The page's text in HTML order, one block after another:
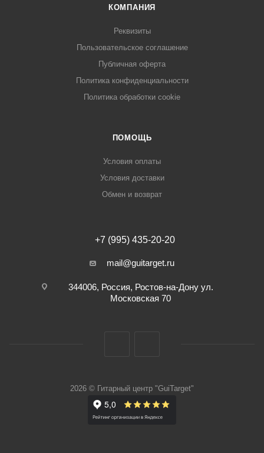
КОМПАНИЯ
Реквизиты
Пользовательское соглашение
Публичная оферта
Политика конфиденциальности
Политика обработки cookie
ПОМОЩЬ
Условия оплаты
Условия доставки
Обмен и возврат
+7 (995) 435-20-20
mail@guitarget.ru
344006, Россия, Ростов-на-Дону ул.
Московская 70
2026 © Гитарный центр "GuiTarget"